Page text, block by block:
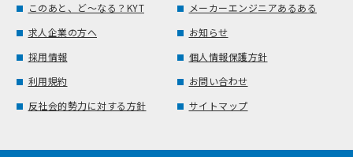
このあと、ど～なる？KYT
メーカーエンジニアあるある
求人企業の方へ
お知らせ
採用情報
個人情報保護方針
利用規約
お問い合わせ
反社会的勢力に対する方針
サイトマップ